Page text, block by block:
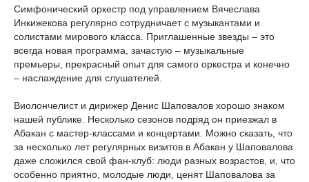
Симфонический оркестр под управлением Вячеслава
Инкижекова регулярно сотрудничает с музыкантами и
солистами мирового класса. Приглашенные звезды – это
всегда новая программа, зачастую – музыкальные
премьеры, прекрасный опыт для самого оркестра и конечно
– наслаждение для слушателей.
Виолончелист и дирижер Денис Шаповалов хорошо знаком
нашей публике. Несколько сезонов подряд он приезжал в
Абакан с мастер-классами и концертами. Можно сказать, что
за несколько лет регулярных визитов в Абакан у Шаповалова
даже сложился свой фан-клуб: люди разных возрастов, и, что
особенно приятно, молодые люди, ценят Шаповалова за